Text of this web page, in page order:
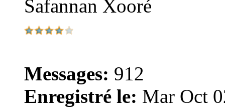
Safannan Xooré
Messages: 912
Enregistré le: Mar Oct